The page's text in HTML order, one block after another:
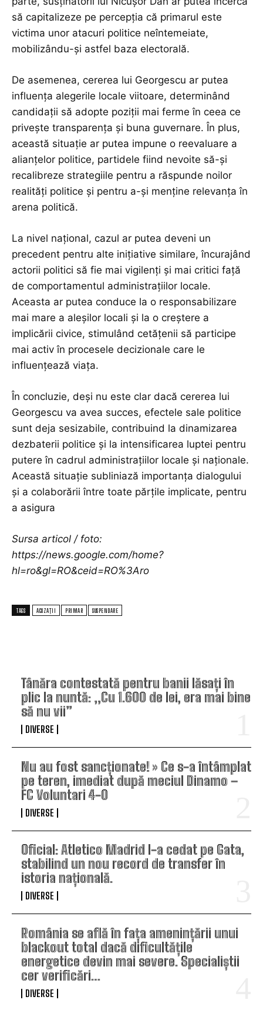
Tânăra contestată pentru banii lăsați în
plic la nuntă: „Cu 1.600 de lei, era mai bine
să nu vii”
DIVERSE
Nu au fost sancționate! » Ce s-a întâmplat
pe teren, imediat după meciul Dinamo –
FC Voluntari 4-0
DIVERSE
Oficial: Atletico Madrid l-a cedat pe Gata,
stabilind un nou record de transfer în
istoria națională.
DIVERSE
România se află în fața amenințării unui
blackout total dacă dificultățile
energetice devin mai severe. Specialiștii
cer verificări…
DIVERSE
să capitalizeze pe percepția că primarul este
victima unor atacuri politice neîntemeiate,
mobilizându-și astfel baza electorală.
De asemenea, cererea lui Georgescu ar putea
influența alegerile locale viitoare, determinând
candidații să adopte poziții mai ferme în ceea ce
privește transparența și buna guvernare. În plus,
această situație ar putea impune o reevaluare a
alianțelor politice, partidele fiind nevoite să-și
recalibreze strategiile pentru a răspunde noilor
realități politice și pentru a-și menține relevanța în
arena politică.
La nivel național, cazul ar putea deveni un
precedent pentru alte inițiative similare, încurajând
actorii politici să fie mai vigilenți și mai critici față
de comportamentul administrațiilor locale.
Aceasta ar putea conduce la o responsabilizare
mai mare a aleșilor locali și la o creștere a
implicării civice, stimulând cetățenii să participe
mai activ în procesele decizionale care le
influențează viața.
În concluzie, deși nu este clar dacă cererea lui
Georgescu va avea succes, efectele sale politice
sunt deja sesizabile, contribuind la dinamizarea
dezbaterii politice și la intensificarea luptei pentru
putere în cadrul administrațiilor locale și naționale.
Această situație subliniază importanța dialogului
și a colaborării între toate părțile implicate, pentru
a asigura
Sursa articol / foto:
https://news.google.com/home?
hl=ro&gl=RO&ceid=RO%3Aro
TAGS ACUZAȚII PRIMAR SUSPENDARE